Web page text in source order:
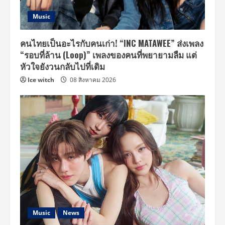
Music
คนไทยเป็นอะไรกับคนเก่า! “INC MATAWEE” ส่งเพลง
“รอบที่ล้าน (Loop)” เพลงของคนที่พยายามลืม แต่
หัวใจยังวนกลับไปที่เดิม
Ice witch 08 สิงหาคม 2026
Music News